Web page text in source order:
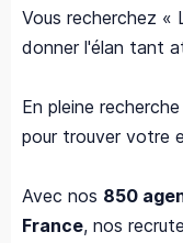
Vous recherchez «
donner l'élan tant
En pleine
pour trouver votre
Avec nos 850
France, nos